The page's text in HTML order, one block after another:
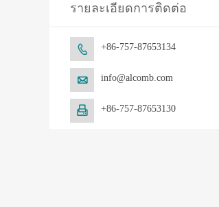
รายละเอียดการติดต่อ
 +86-757-87653134
 info@alcomb.com
 +86-757-87653130